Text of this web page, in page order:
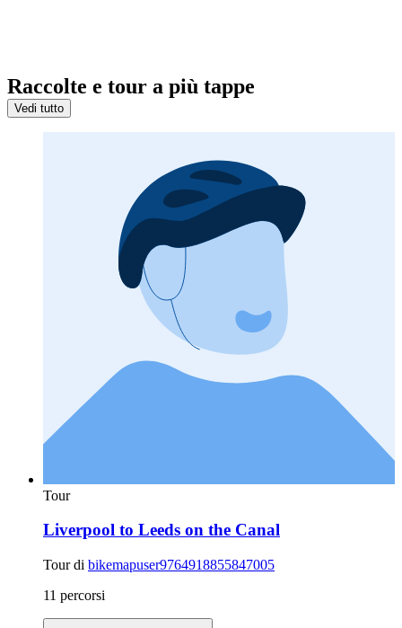
Raccolte e tour a più tappe
Vedi tutto
Tour
Liverpool to Leeds on the Canal
Tour di bikemapuser9764918855847005
11 percorsi